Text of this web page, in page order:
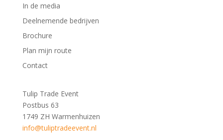
In de media
Deelnemende bedrijven
Brochure
Plan mijn route
Contact
Tulip Trade Event
Postbus 63
1749 ZH Warmenhuizen
info@tuliptradeevent.nl